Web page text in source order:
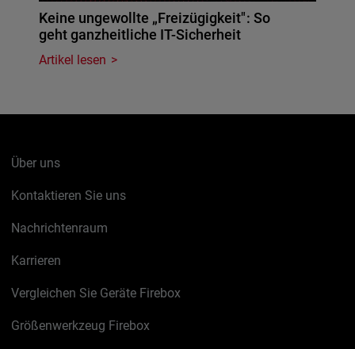
Keine ungewollte „Freizügigkeit": So
geht ganzheitliche IT-Sicherheit
Artikel lesen
Über uns
Kontaktieren Sie uns
Nachrichtenraum
Karrieren
Vergleichen Sie Geräte Firebox
Größenwerkzeug Firebox